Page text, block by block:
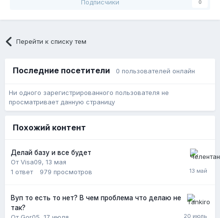
Подписчики 0
Перейти к списку тем
Последние посетители 0 пользователей онлайн
Ни одного зарегистрированного пользователя не
просматривает данную страницу
Похожий контент
Делай базу и все будет
От Visa09, 13 мая
1 ответ 979 просмотров
Вуп то есть то нет? В чем проблема что делаю не
так?